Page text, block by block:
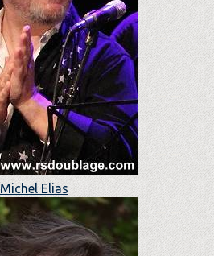
Michel Elias